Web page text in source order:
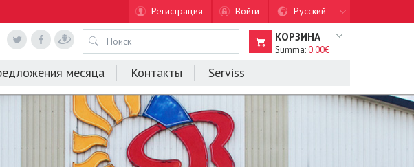
Регистрация Войти Русский
КОРЗИНА
Summa:0.00€
месяца Контакты Serviss